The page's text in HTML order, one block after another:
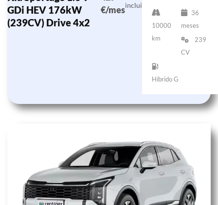
GDi HEV 176kW
(239CV) Drive 4x2
€/mesincluido)
10000
km
36
meses
239
CV
Híbrido G